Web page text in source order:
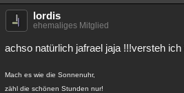
lordis
ehemaliges Mitglied
achso natürlich jafrael jaja !!!versteh
Mach es wie die Sonnenuhr,
zähl die schönen Stunden nur!